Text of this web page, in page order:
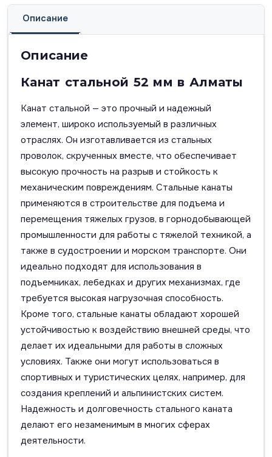
Описание
Описание
Канат стальной 52 мм в Алматы
Канат стальной — это прочный и надежный
элемент, широко используемый в различных
отраслях. Он изготавливается из стальных
проволок, скрученных вместе, что обеспечивает
высокую прочность на разрыв и стойкость к
механическим повреждениям. Стальные канаты
применяются в строительстве для подъема и
перемещения тяжелых грузов, в горнодобывающей
промышленности для работы с тяжелой техникой, а
также в судостроении и морском транспорте. Они
идеально подходят для использования в
подъемниках, лебедках и других механизмах, где
требуется высокая нагрузочная способность.
Кроме того, стальные канаты обладают хорошей
устойчивостью к воздействию внешней среды, что
делает их идеальными для работы в сложных
условиях. Также они могут использоваться в
спортивных и туристических целях, например, для
создания креплений и альпинистских систем.
Надежность и долговечность стального каната
делают его незаменимым в многих сферах
деятельности.